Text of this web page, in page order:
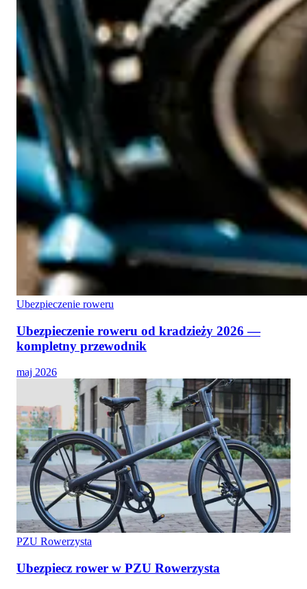
Ubezpieczenie roweru
Ubezpieczenie roweru od kradzieży 2026 —
kompletny przewodnik
maj 2026
PZU Rowerzysta
Ubezpiecz rower w PZU Rowerzysta